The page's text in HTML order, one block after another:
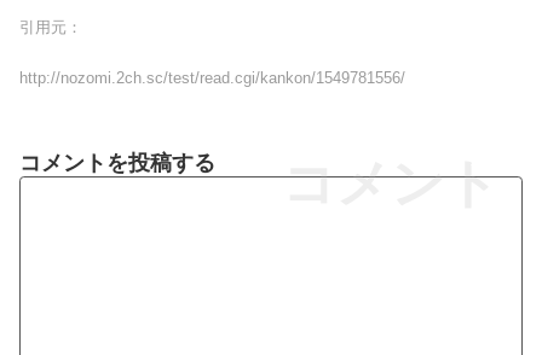
引用元：
http://nozomi.2ch.sc/test/read.cgi/kankon/1549781556/
コメント
コメントを投稿する